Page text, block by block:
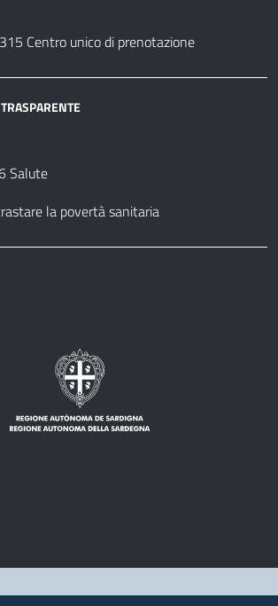
Centro unico di prenotazione
Salute
la povertà sanitaria